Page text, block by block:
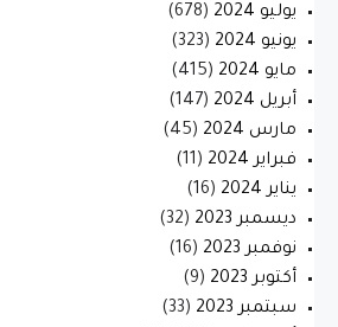
يوليو 2024
(678)
يونيو 2024
(323)
مايو 2024
(415)
أبريل 2024
(147)
مارس 2024
(45)
فبراير 2024
(11)
يناير 2024
(16)
ديسمبر 2023
(32)
نوفمبر 2023
(16)
أكتوبر 2023
(9)
سبتمبر 2023
(33)